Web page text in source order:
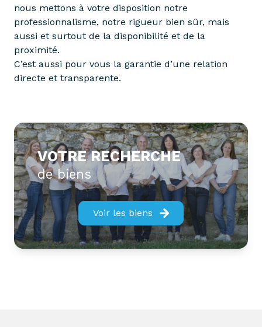
VOTRE RECHERCHE
de biens
Voir les biens
nous mettons à votre disposition notre
professionnalisme, notre rigueur bien sûr, mais
aussi et surtout de la disponibilité et de la
proximité.
C’est aussi pour vous la garantie d’une relation
directe et transparente.